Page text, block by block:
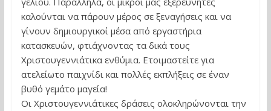
καλούνται να πάρουν μέρος σε ξεναγήσεις και να
γίνουν δημιουργικοί μέσα από εργαστήρια
κατασκευών, φτιάχνοντας τα δικά τους
Χριστουγεννιάτικα ενθύμια. Ετοιμαστείτε για
ατελείωτο παιχνίδι και πολλές εκπλήξεις σε έναν
βυθό γεμάτο μαγεία!
Οι Χριστουγεννιάτικες δράσεις ολοκληρώνονται την